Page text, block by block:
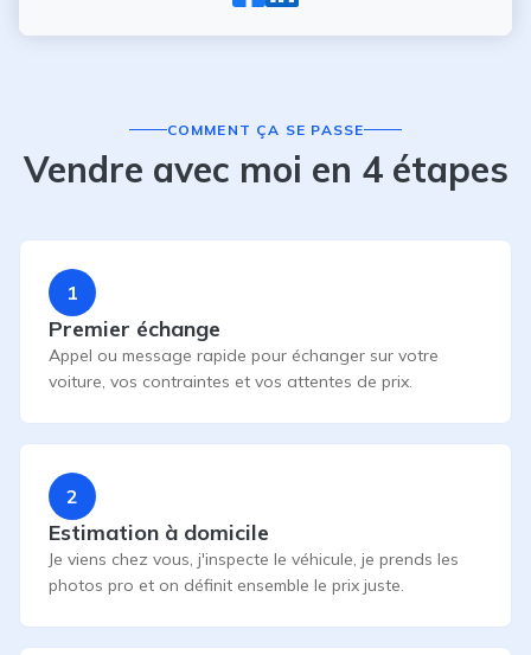
COMMENT ÇA SE PASSE
Vendre avec moi en 4 étapes
1
Premier échange
Appel ou message rapide pour échanger sur votre
voiture, vos contraintes et vos attentes de prix.
2
Estimation à domicile
Je viens chez vous, j'inspecte le véhicule, je prends les
photos pro et on définit ensemble le prix juste.